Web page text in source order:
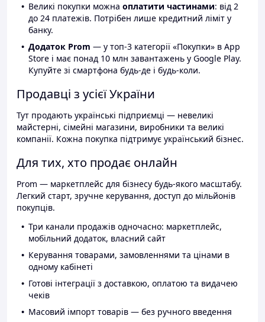
Великі покупки можна оплатити частинами: від 2
до 24 платежів. Потрібен лише кредитний ліміт у
банку.
Додаток Prom — у топ-3 категорії «Покупки» в App
Store і має понад 10 млн завантажень у Google Play.
Купуйте зі смартфона будь-де і будь-коли.
Продавці з усієї України
Тут продають українські підприємці — невеликі
майстерні, сімейні магазини, виробники та великі
компанії. Кожна покупка підтримує український бізнес.
Для тих, хто продає онлайн
Prom — маркетплейс для бізнесу будь-якого масштабу.
Легкий старт, зручне керування, доступ до мільйонів
покупців.
Три канали продажів одночасно: маркетплейс,
мобільний додаток, власний сайт
Керування товарами, замовленнями та цінами в
одному кабінеті
Готові інтеграції з доставкою, оплатою та видачею
чеків
Масовий імпорт товарів — без ручного введення